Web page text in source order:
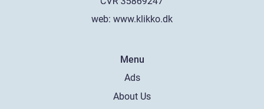
web: www.klikko.dk
Menu
Ads
About Us